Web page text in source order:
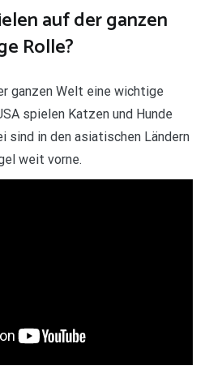
auf der ganzen
Rolle?
ganzen Welt eine wichtige
spielen Katzen und Hunde
sind in den asiatischen Ländern
weit vorne.